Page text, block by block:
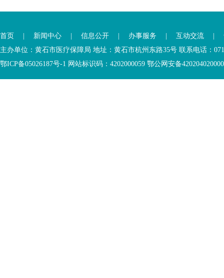
首页 新闻中心 信息公开 办事服务 互动交流
主办单位：黄石市医疗保障局 地址：黄石市杭州东路35号 联系电话：
鄂ICP备05026187号-1 网站标识码：4202000059 鄂公网安备